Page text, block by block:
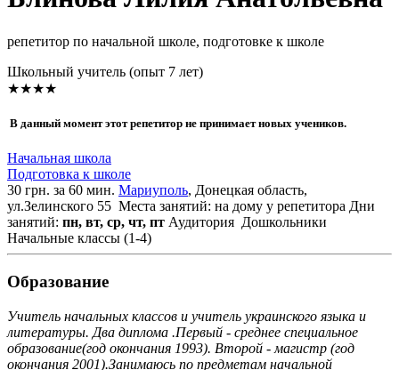
репетитор по начальной школе, подготовке к школе
Школьный учитель (опыт 7 лет)
★★★★
В данный момент этот репетитор не принимает новых учеников.
Начальная школа
Подготовка к школе
30 грн. за 60 мин. Мариуполь, Донецкая область,
ул.Зелинского 55 Места занятий: на дому у репетитора Дни
занятий: пн, вт, ср, чт, пт Аудитория Дошкольники
Начальные классы (1-4)
Образование
Учитель начальных классов и учитель украинского языка и
литературы. Два диплома .Первый - среднее специальное
образование(год окончания 1993). Второй - магистр (год
окончания 2001).Занимаюсь по предметам начальной